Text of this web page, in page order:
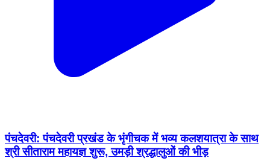
पंचदेवरी: पंचदेवरी प्रखंड के भृंगीचक में भव्य कलशयात्रा के साथ
श्री सीताराम महायज्ञ शुरू, उमड़ी श्रद्धालुओं की भीड़